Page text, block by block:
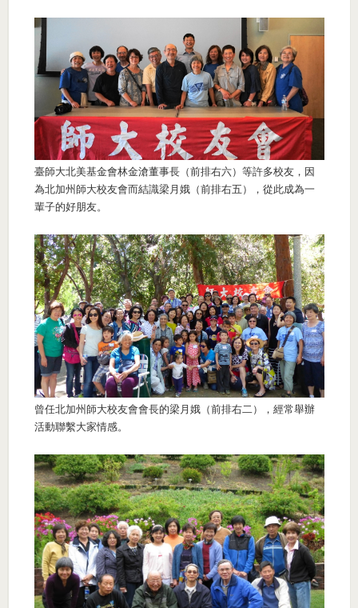
臺師大北美基金會林金滄董事長（前排右六）等許多校友，因
為北加州師大校友會而結識梁月娥（前排右五），從此成為一
輩子的好朋友。
曾任北加州師大校友會會長的梁月娥（前排右二），經常舉辦
活動聯繫大家情感。